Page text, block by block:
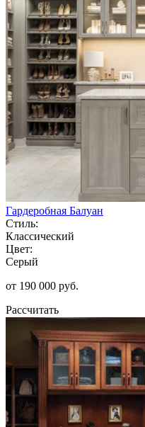
Гардеробная Балуан
Стиль:
Классический
Цвет:
Серый
от 190 000 руб.
Рассчитать